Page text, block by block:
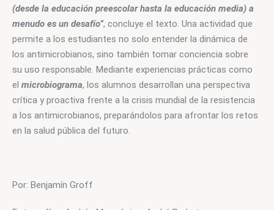
(desde la educación preescolar hasta la educación media) a
menudo es un desafío”, concluye el texto. Una actividad que
permite a los estudiantes no solo entender la dinámica de
los antimicrobianos, sino también tomar conciencia sobre
su uso responsable. Mediante experiencias prácticas como
el microbiograma, los alumnos desarrollan una perspectiva
crítica y proactiva frente a la crisis mundial de la resistencia
a los antimicrobianos, preparándolos para afrontar los retos
en la salud pública del futuro.
Por: Benjamín Groff